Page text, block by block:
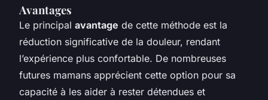
Avantages
Le principal avantage de cette méthode est la
réduction significative de la douleur, rendant
l’expérience plus confortable. De nombreuses
futures mamans apprécient cette option pour sa
capacité à les aider à rester détendues et